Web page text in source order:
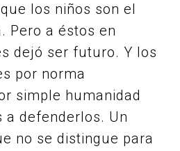
los niños son el
Pero a éstos en
dejó ser futuro. Y los
por norma
simple humanidad
a defenderlos. Un
no se distingue para